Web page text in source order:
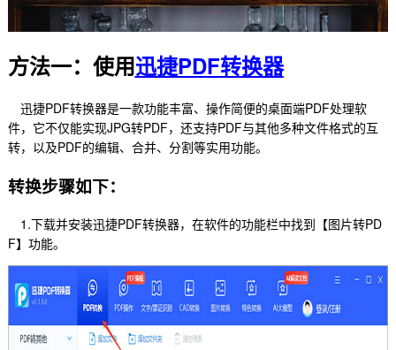
方法一：使用迅捷PDF转换器
迅捷PDF转换器是一款功能丰富、操作简便的桌面端PDF处理软
件，它不仅能实现JPG转PDF，还支持PDF与其他多种文件格式的互
转，以及PDF的编辑、合并、分割等实用功能。
转换步骤如下：
1.下载并安装迅捷PDF转换器，在软件的功能栏中找到【图片转PD
F】功能。